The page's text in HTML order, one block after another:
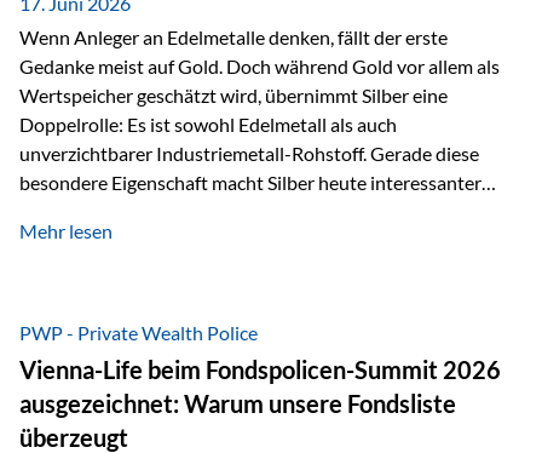
analysieren Unternehmen,…
Wenn Anleger an Edelmetalle denken, fällt der erste
Gedanke meist auf Gold. Doch während Gold vor allem als
Wertspeicher geschätzt wird, übernimmt Silber eine
Doppelrolle: Es ist sowohl Edelmetall als auch
unverzichtbarer Industriemetall-Rohstoff. Gerade diese
besondere Eigenschaft macht Silber heute interessanter
elektrischer – und genau dort spielt Silber eine
Leitfähigkeit aller Metalle. Diese Eigenschaft macht es für
zahlreiche Zukunftstechnologien praktisch unverzichtbar.
Silber findet sich unter anderem in: Solarmodulen
Elektrofahrzeugen Halbleitern Smartphones und Tablets…
Mehr lesen
PWP - Private Wealth Police
Vienna-Life beim Fondspolicen-Summit 2026
ausgezeichnet: Warum unsere Fondsliste
überzeugt